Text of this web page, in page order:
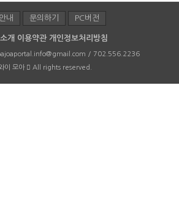
내 문의하기 PC버전
개 이용약관 개인정보처리방침
/ 702.556.2236
이 모아
All rights reserved.